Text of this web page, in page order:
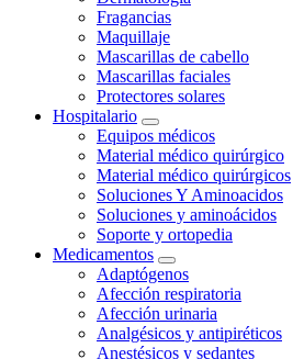
Fragancias
Maquillaje
Mascarillas de cabello
Mascarillas faciales
Protectores solares
Hospitalario
Equipos médicos
Material médico quirúrgico
Material médico quirúrgicos
Soluciones Y Aminoacidos
Soluciones y aminoácidos
Soporte y ortopedia
Medicamentos
Adaptógenos
Afección respiratoria
Afección urinaria
Analgésicos y antipiréticos
Anestésicos y sedantes